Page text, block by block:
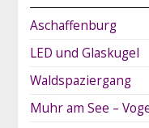
Aschaffenburg
LED und Glaskugel
Waldspaziergang
Muhr am See –